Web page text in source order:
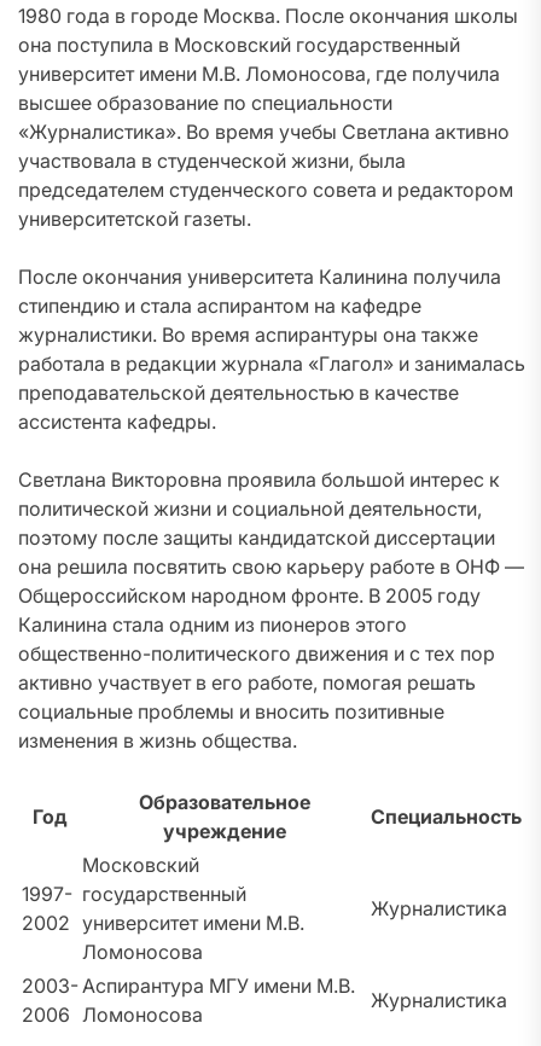
1980 года в городе Москва. После окончания школы
она поступила в Московский государственный
университет имени М.В. Ломоносова, где получила
высшее образование по специальности
«Журналистика». Во время учебы Светлана активно
участвовала в студенческой жизни, была
председателем студенческого совета и редактором
университетской газеты.
После окончания университета Калинина получила
стипендию и стала аспирантом на кафедре
журналистики. Во время аспирантуры она также
работала в редакции журнала «Глагол» и занималась
преподавательской деятельностью в качестве
ассистента кафедры.
Светлана Викторовна проявила большой интерес к
политической жизни и социальной деятельности,
поэтому после защиты кандидатской диссертации
она решила посвятить свою карьеру работе в ОНФ —
Общероссийском народном фронте. В 2005 году
Калинина стала одним из пионеров этого
общественно-политического движения и с тех пор
активно участвует в его работе, помогая решать
социальные проблемы и вносить позитивные
изменения в жизнь общества.
Год
Образовательное
учреждение
Специальность
1997-
2002
Московский
государственный
университет имени М.В.
Ломоносова
Журналистика
2003-
2006
Аспирантура МГУ имени М.В.
Ломоносова
Журналистика